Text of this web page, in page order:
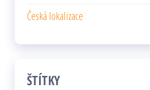
Česká lokalizace
ŠTÍTKY